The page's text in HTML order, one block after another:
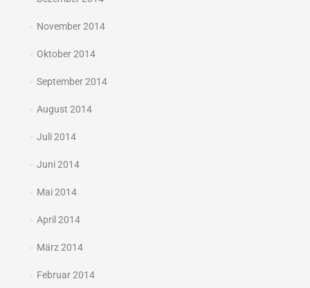
November 2014
Oktober 2014
September 2014
August 2014
Juli 2014
Juni 2014
Mai 2014
April 2014
März 2014
Februar 2014